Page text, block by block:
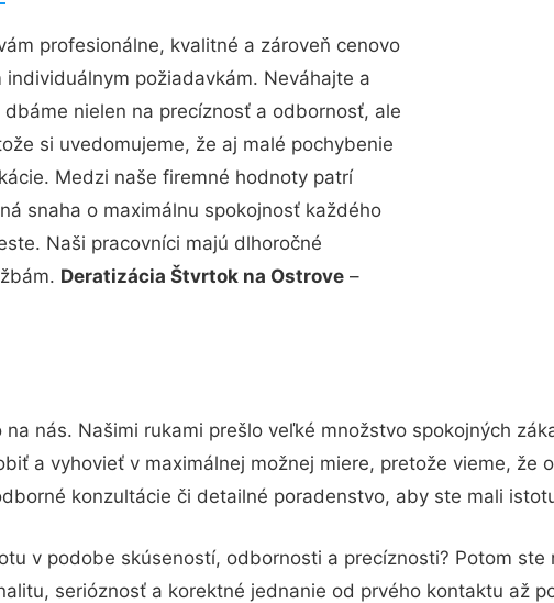
profesionálne, kvalitné a zároveň cenovo
požiadavkám. Neváhajte a
nielen na precíznosť a odbornosť, ale
si uvedomujeme, že aj malé pochybenie
Medzi naše firemné hodnoty patrí
snaha o maximálnu spokojnosť každého
Naši pracovníci majú dlhoročné
Deratizácia Štvrtok na Ostrove –
na nás. Našimi rukami prešlo veľké množstvo spokojných
a vyhovieť v maximálnej možnej miere, pretože vieme, že
konzultácie či detailné poradenstvo, aby ste mali
v podobe skúseností, odbornosti a precíznosti? Potom
serióznosť a korektné jednanie od prvého kontaktu až